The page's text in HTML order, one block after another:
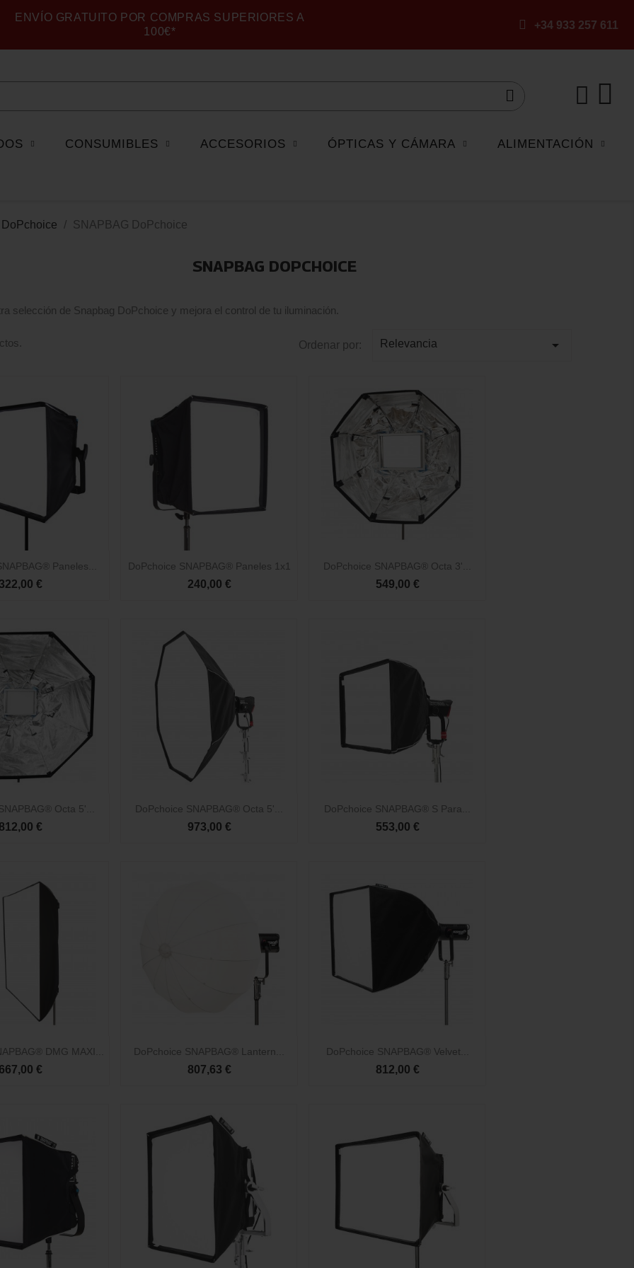
ENVÍO GRATUITO POR COMPRAS SUPERIORES A
100€*
+34 933 257 611
CONSUMIBLES ACCESORIOS ÓPTICAS Y CÁMARA ALIMENTACIÓN
SNAPBAG DoPchoice
SNAPBAG DOPCHOICE
selección de Snapbag DoPchoice y mejora el control de tu iluminación.
Ordenar por: Relevancia 
Paneles...
322,00 €
rápida DoPchoice SNAPBAG® Paneles 1x1
240,00 €
Vista rápida DoPchoice SNAPBAG® Octa 3'...
549,00 €
 Vista rápida
Octa 5'...
812,00 €
rápida DoPchoice SNAPBAG® Octa 5'...
973,00 €
 Vista rápida DoPchoice SNAPBAG® S Para...
553,00 €
 Vista rápida
DMG MAXI...
667,00 €
rápida DoPchoice SNAPBAG® Lantern...
807,63 €
Vista rápida DoPchoice SNAPBAG® Velvet...
812,00 €
 Vista rápida